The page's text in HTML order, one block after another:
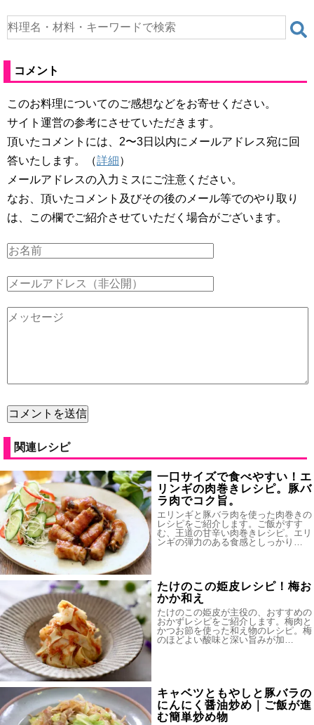
コメント
このお料理についてのご感想などをお寄せください。
サイト運営の参考にさせていただきます。
頂いたコメントには、2〜3日以内にメールアドレス宛に回
答いたします。（詳細）
メールアドレスの入力ミスにご注意ください。
なお、頂いたコメント及びその後のメール等でのやり取り
は、この欄でご紹介させていただく場合がございます。
関連レシピ
一口サイズで食べやすい！エ
リンギの肉巻きレシピ。豚バ
ラ肉でコク旨。
エリンギと豚バラ肉を使った肉巻きの
レシピをご紹介します。ご飯がすす
む、王道の甘辛い肉巻きレシピ。エリ
ンギの弾力のある食感としっかり…
たけのこの姫皮レシピ！梅お
かか和え
たけのこの姫皮が主役の、おすすめの
おかずレシピをご紹介します。梅肉と
かつお節を使った和え物のレシピ。梅
のほどよい酸味と深い旨みが加…
キャベツともやしと豚バラの
にんにく醤油炒め｜ご飯が進
む簡単炒め物